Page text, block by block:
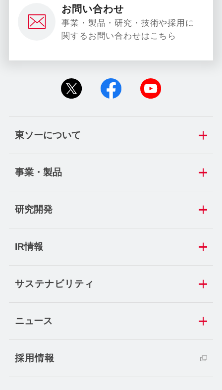
お問い合わせ
事業・製品・研究・技術や採用に
関するお問い合わせはこちら
東ソーについて
事業・製品
研究開発
IR情報
サステナビリティ
ニュース
採用情報